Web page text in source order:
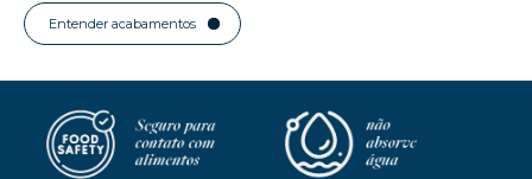
Entender acabamentos